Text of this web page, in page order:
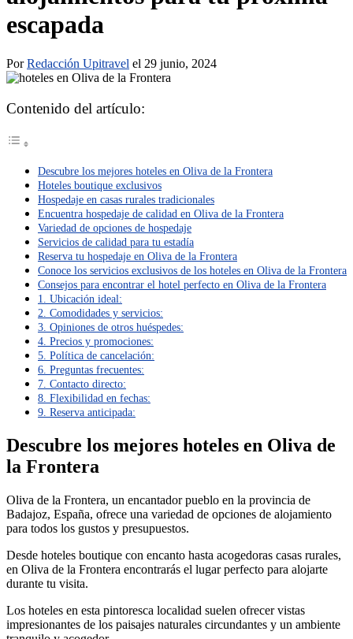
escapada
PorRedacción Upitravel el 29 junio, 2024
Contenido del artículo:
Descubre los mejores hoteles en Oliva de la Frontera
Hoteles boutique exclusivos
Hospedaje en casas rurales tradicionales
Encuentra hospedaje de calidad en Oliva de la Frontera
Variedad de opciones de hospedaje
Servicios de calidad para tu estadía
Reserva tu hospedaje en Oliva de la Frontera
Conoce los servicios exclusivos de los hoteles en Oliva de la Frontera
Consejos para encontrar el hotel perfecto en Oliva de la Frontera
1. Ubicación ideal:
2. Comodidades y servicios:
3. Opiniones de otros huéspedes:
4. Precios y promociones:
5. Política de cancelación:
6. Preguntas frecuentes:
7. Contacto directo:
8. Flexibilidad en fechas:
9. Reserva anticipada:
Descubre los mejores hoteles en Oliva de
la Frontera
Oliva de la Frontera, un encantador pueblo en la provincia de
Badajoz, España, ofrece una variedad de opciones de alojamiento
para todos los gustos y presupuestos.
Desde hoteles boutique con encanto hasta acogedoras casas rurales,
en Oliva de la Frontera encontrarás el lugar perfecto para alojarte
durante tu visita.
Los hoteles en esta pintoresca localidad suelen ofrecer vistas
impresionantes de los paisajes naturales circundantes y un ambiente